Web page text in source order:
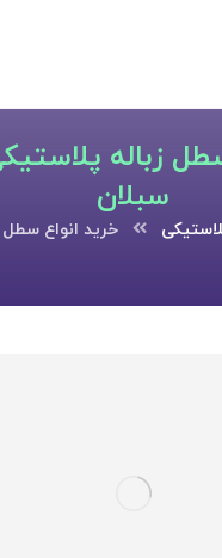
زباله
سبلان
خرید انواع سطل